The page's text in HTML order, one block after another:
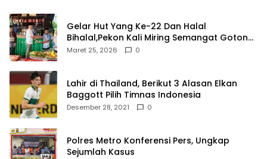
Gelar Hut Yang Ke-22 Dan Halal
Bihalal,Pekon Kali Miring Semangat Gotong
Royong
Maret 25, 2026 0
Lahir di Thailand, Berikut 3 Alasan Elkan
Baggott Pilih Timnas Indonesia
Desember 28, 2021 0
Polres Metro Konferensi Pers, Ungkap
Sejumlah Kasus